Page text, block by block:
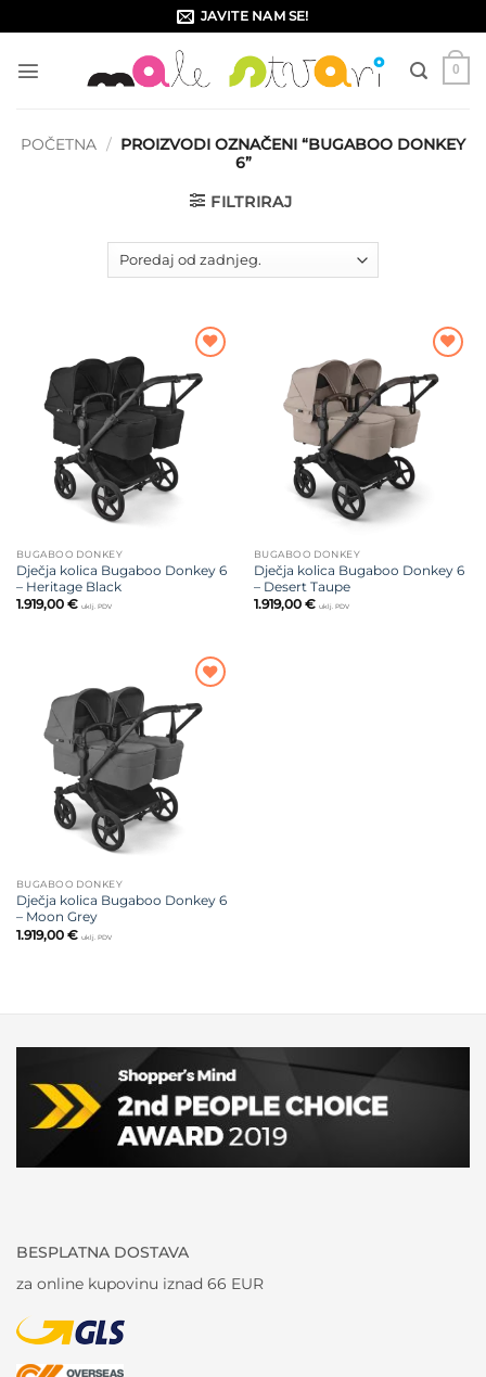
to
content
JAVITE NAM SE!
0
POČETNA / PROIZVODI OZNAČENI “BUGABOO DONKEY
6”
FILTRIRAJ
Dodajte
na listu
želja
BUGABOO DONKEY
Dječja kolica Bugaboo Donkey 6
– Heritage Black
1.919,00 € uklj. PDV
Dodajte
na listu
želja
BUGABOO DONKEY
Dječja kolica Bugaboo Donkey 6
– Desert Taupe
1.919,00 € uklj. PDV
Dodajte
na listu
želja
BUGABOO DONKEY
Dječja kolica Bugaboo Donkey 6
– Moon Grey
1.919,00 € uklj. PDV
BESPLATNA DOSTAVA
za online kupovinu iznad 66 EUR